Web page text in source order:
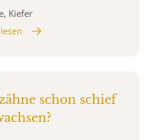
Kiefer
schon schief